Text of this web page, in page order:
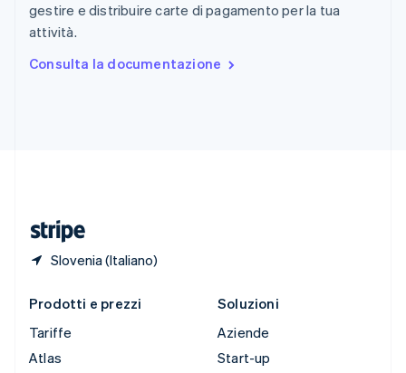
gestire e distribuire carte di pagamento per la tua
attività.
Consulta la documentazione
Slovenia (Italiano)
Spagna
Español
English Español简体中文
Prodotti e prezzi
Tariffe
Atlas
Soluzioni
Aziende
Start-up